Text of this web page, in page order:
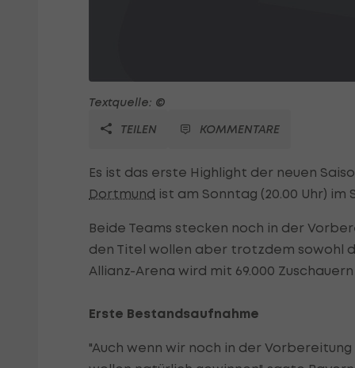
Textquelle: ©
TEILEN
KOMMENTARE
Es ist das erste Highlight der neuen
Dortmund ist am Sonntag (20.00 Uhr)
Beide Teams stecken noch in der
den Titel wollen aber trotzdem sowohl
Allianz-Arena wird mit 69.000
Erste Bestandsaufnahme
"Auch wenn wir noch in der